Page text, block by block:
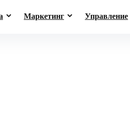
Маркетинг Управление